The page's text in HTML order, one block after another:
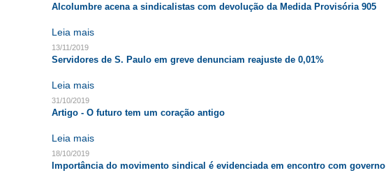
Alcolumbre acena a sindicalistas com devolução da Medida Provisória 905
Leia mais
13/11/2019
Servidores de S. Paulo em greve denunciam reajuste de 0,01%
Leia mais
31/10/2019
Artigo - O futuro tem um coração antigo
Leia mais
18/10/2019
Importância do movimento sindical é evidenciada em encontro com governo